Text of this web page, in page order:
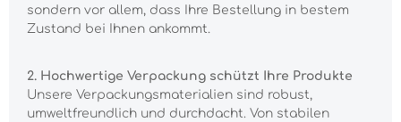
sondern vor allem, dass Ihre Bestellung in bestem
Zustand bei Ihnen ankommt.
2. Hochwertige Verpackung schützt Ihre Produkte
Unsere Verpackungsmaterialien sind robust,
umweltfreundlich und durchdacht. Von stabilen